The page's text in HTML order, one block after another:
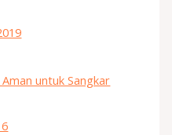
untuk Sangkar